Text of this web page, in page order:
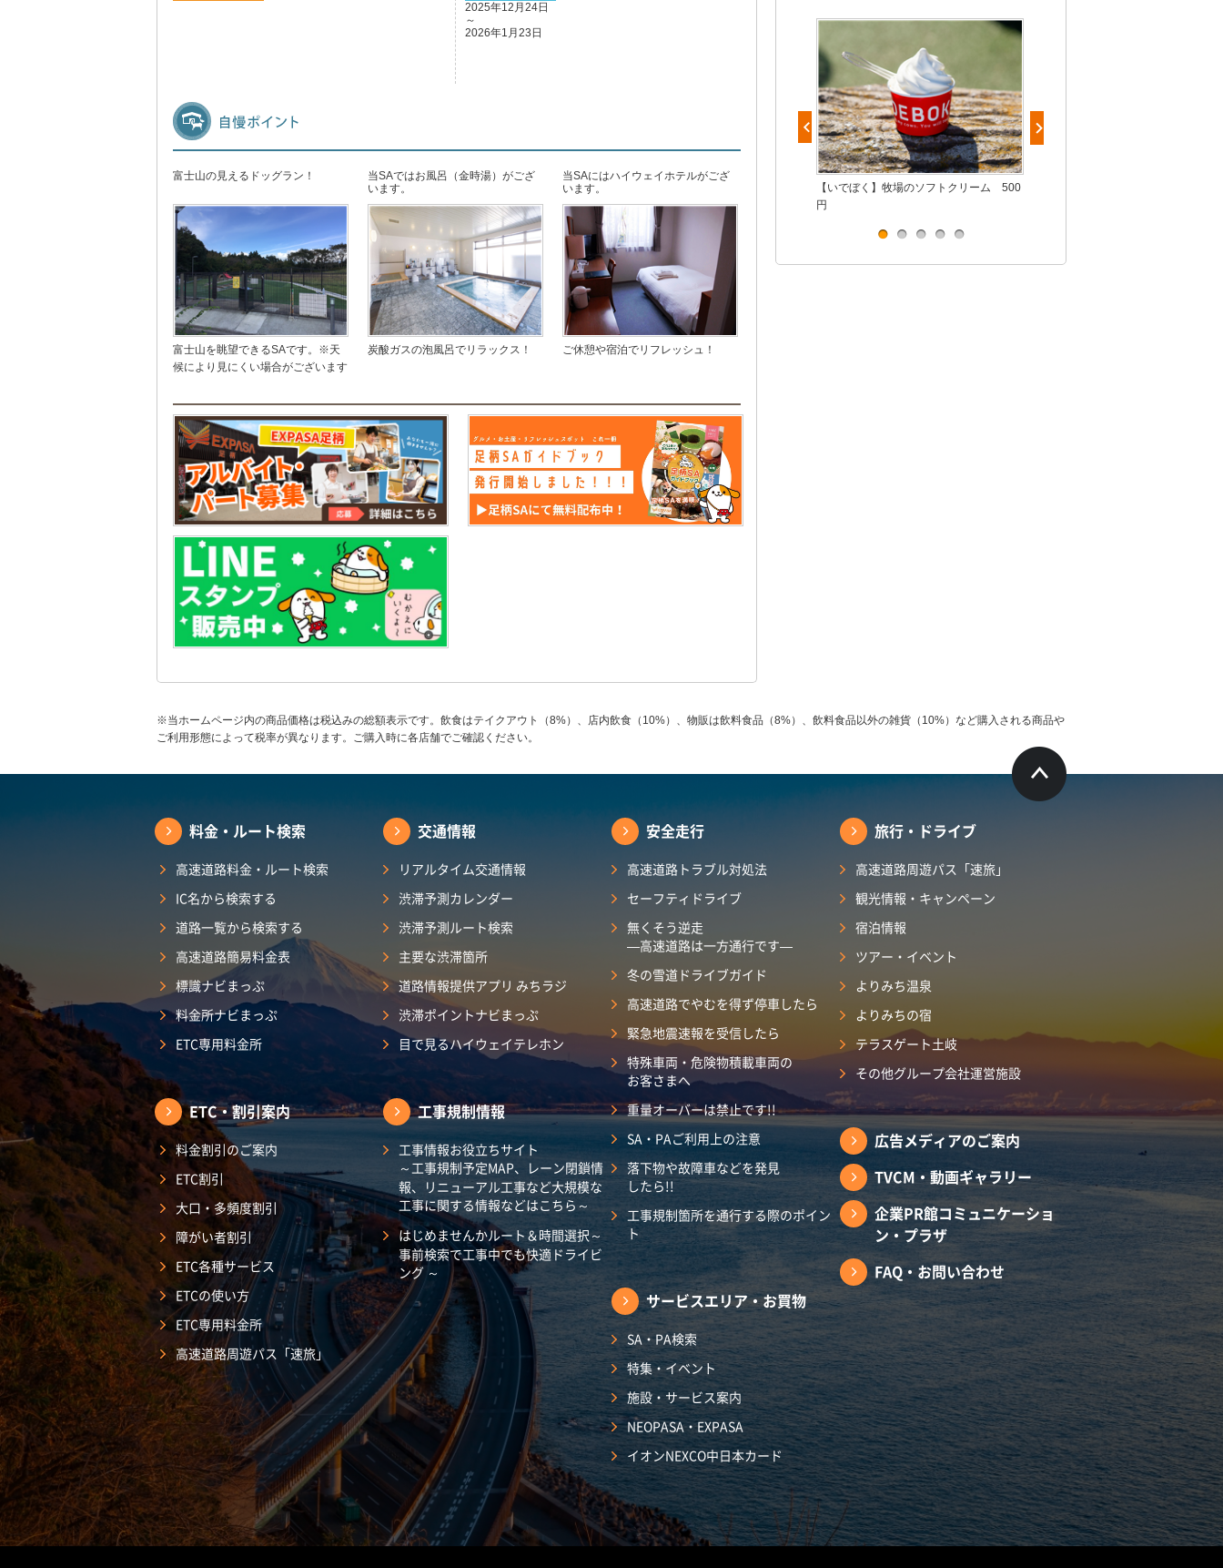
2025年12月24日
～
2026年1月23日
富士山の見えるドッグラン！
富士山を眺望できるSAです。※天
候により見にくい場合がございます
当SAではお風呂（金時湯）がござ
います。
炭酸ガスの泡風呂でリラックス！
当SAにはハイウェイホテルがござ
います。
ご休憩や宿泊でリフレッシュ！
静岡茶バウムクーヘン 1,450円
【いでぼく】牧場のソフトクリーム 500
円
※当ホームページ内の商品価格は税込みの総額表示です。飲食はテイクアウト（8%）、店内飲食（10%）、物販は飲料食品（8%）、飲料食品以外の雑貨（10%）など購入される商品や
ご利用形態によって税率が異なります。ご購入時に各店舗でご確認ください。
料金・ルート検索
高速道路料金・ルート検索
IC名から検索する
道路一覧から検索する
高速道路簡易料金表
標識ナビまっぷ
料金所ナビまっぷ
ETC専用料金所
ETC・割引案内
料金割引のご案内
ETC割引
大口・多頻度割引
障がい者割引
ETC各種サービス
ETCの使い方
ETC専用料金所
高速道路周遊パス「速旅」
交通情報
リアルタイム交通情報
渋滞予測カレンダー
渋滞予測ルート検索
主要な渋滞箇所
道路情報提供アプリ みちラジ
渋滞ポイントナビまっぷ
目で見るハイウェイテレホン
工事規制情報
工事情報お役立ちサイト
～工事規制予定MAP、レーン閉鎖情
報、リニューアル工事など大規模な
工事に関する情報などはこちら～
はじめませんかルート＆時間選択～
事前検索で工事中でも快適ドライビ
ング ～
安全走行
高速道路トラブル対処法
セーフティドライブ
無くそう逆走
―高速道路は一方通行です―
冬の雪道ドライブガイド
高速道路でやむを得ず停車したら
緊急地震速報を受信したら
特殊車両・危険物積載車両の
お客さまへ
重量オーバーは禁止です!!
SA・PAご利用上の注意
落下物や故障車などを発見
したら!!
工事規制箇所を通行する際のポイン
ト
サービスエリア・お買物
SA・PA検索
特集・イベント
施設・サービス案内
NEOPASA・EXPASA
イオンNEXCO中日本カード
旅行・ドライブ
高速道路周遊パス「速旅」
観光情報・キャンペーン
宿泊情報
ツアー・イベント
よりみち温泉
よりみちの宿
テラスゲート土岐
その他グループ会社運営施設
広告メディアのご案内
TVCM・動画ギャラリー
企業PR館コミュニケーショ
ン・プラザ
FAQ・お問い合わせ